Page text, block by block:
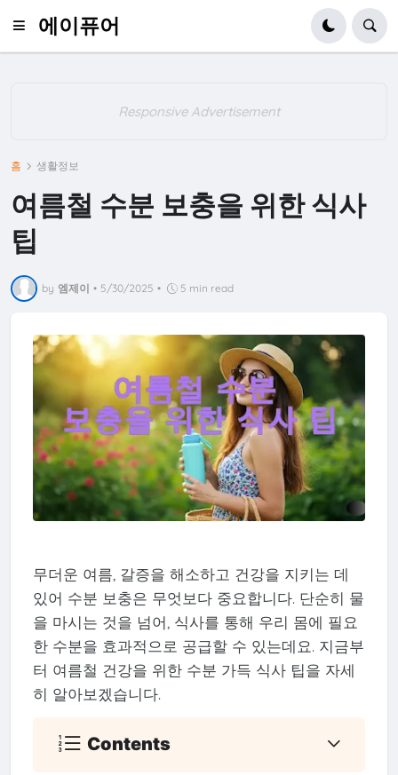
에이퓨어
Responsive Advertisement
홈 생활정보
여름철 수분 보충을 위한 식사
팁
by 엠제이 • 5/30/2025 • 5 min read
무더운 여름, 갈증을 해소하고 건강을 지키는 데
있어 수분 보충은 무엇보다 중요합니다. 단순히 물
을 마시는 것을 넘어, 식사를 통해 우리 몸에 필요
한 수분을 효과적으로 공급할 수 있는데요. 지금부
터 여름철 건강을 위한 수분 가득 식사 팁을 자세
히 알아보겠습니다.
Contents